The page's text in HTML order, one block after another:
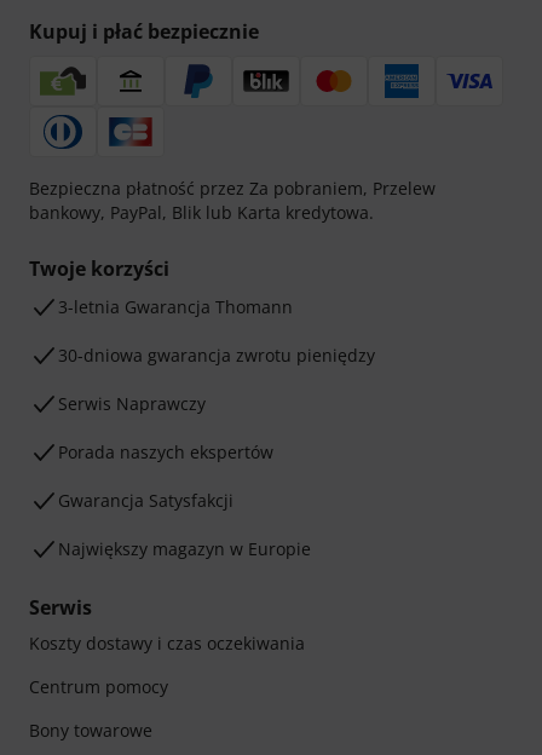
Kupuj i płać bezpiecznie
Bezpieczna płatność przez Za pobraniem, Przelew
bankowy, PayPal, Blik lub Karta kredytowa.
Twoje korzyści
3-letnia Gwarancja Thomann
30-dniowa gwarancja zwrotu pieniędzy
Serwis Naprawczy
Porada naszych ekspertów
Gwarancja Satysfakcji
Największy magazyn w Europie
Serwis
Koszty dostawy i czas oczekiwania
Centrum pomocy
Bony towarowe